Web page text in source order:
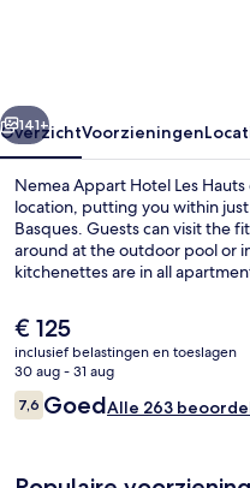
Milady
Biarritz
Volgende
141+
OverzichtVoorzieningen
Nemea Appart Hotel Les
location, putting you within
Basques. Guests can visit the
around at the outdoor pool or
kitchenettes are in all
De
huidige
prijs
is
€ 125
€ 125
inclusief belastingen en toeslagen
30 aug - 31 aug
Beoordelingen
7,67,6 op 10 –
GoedAlle 263